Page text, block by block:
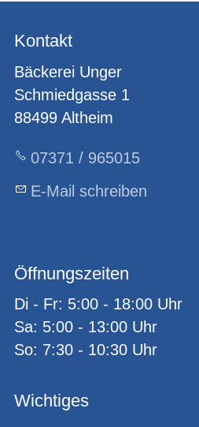
Kontakt
Bäckerei Unger
Schmiedgasse 1
88499 Altheim
07371 / 965015
E-Mail schreiben
Öffnungszeiten
Di - Fr: 5:00 - 18:00 Uhr
Sa: 5:00 - 13:00 Uhr
So: 7:30 - 10:30 Uhr
Wichtiges